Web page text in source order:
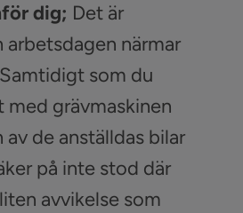
dig; Det är
närmar
som du
med grävmaskinen
de anställdas bilar
på inte stod där
avvikelse som